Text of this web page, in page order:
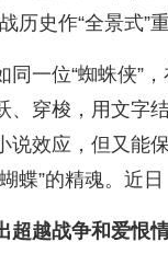
历史作“全景式”
同一位“蜘蛛侠”
、穿梭，用文字
说效应，但又能
蝶”的精魂。近
超越战争和爱恨